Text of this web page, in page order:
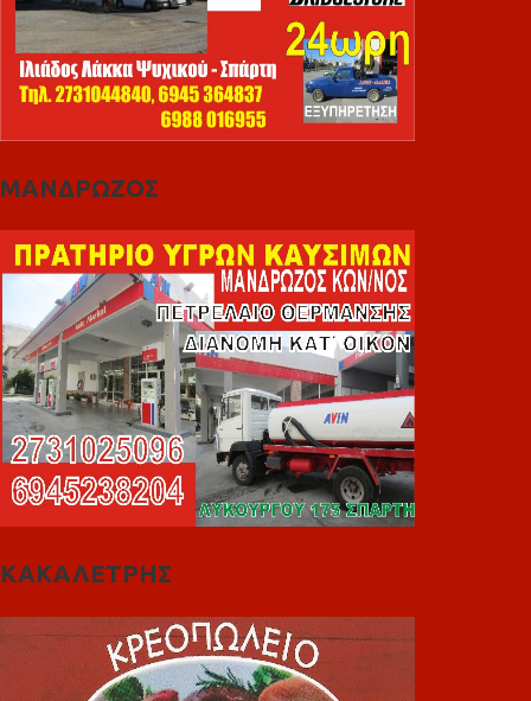
ΜΑΝΔΡΩΖΟΣ
ΚΑΚΑΛΕΤΡΗΣ